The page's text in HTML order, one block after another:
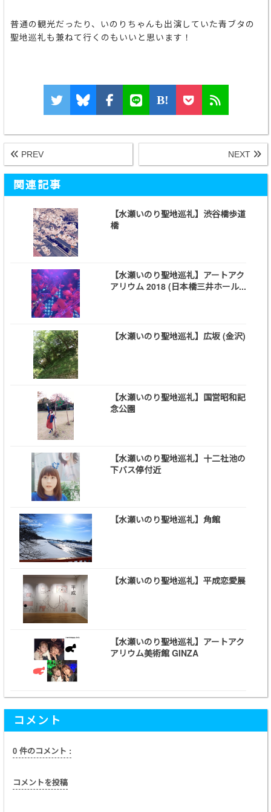
普通の観光だったり、いのりちゃんも出演していた青ブタの
聖地巡礼も兼ねて行くのもいいと思います！
B!
PREV NEXT
関連記事
【水瀬いのり聖地巡礼】渋谷橋歩道
橋
【水瀬いのり聖地巡礼】アートアク
アリウム 2018 (日本橋三井ホール...
【水瀬いのり聖地巡礼】広坂 (金沢)
【水瀬いのり聖地巡礼】国営昭和記
念公園
【水瀬いのり聖地巡礼】十二社池の
下バス停付近
【水瀬いのり聖地巡礼】角館
【水瀬いのり聖地巡礼】平成恋愛展
【水瀬いのり聖地巡礼】アートアク
アリウム美術館 GINZA
コメント
0 件のコメント :
コメントを投稿